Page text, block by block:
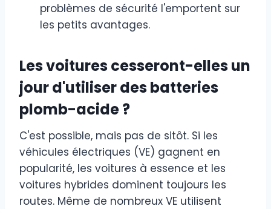
problèmes de sécurité l'emportent sur
les petits avantages.
Les voitures cesseront-elles un
jour d'utiliser des batteries
plomb-acide ?
C'est possible, mais pas de sitôt. Si les
véhicules électriques (VE) gagnent en
popularité, les voitures à essence et les
voitures hybrides dominent toujours les
routes. Même de nombreux VE utilisent